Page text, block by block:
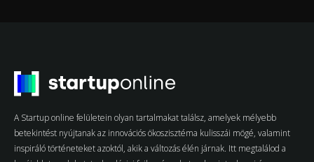
A Startup online felületein olyan tartalmakat találsz, amelyek mélyebb
betekintést nyújtanak az innovációs ökoszisztéma kulisszái mögé, valamint
inspiráló történeteket azoktól, akik a változás élén járnak. Itt megtalálod a